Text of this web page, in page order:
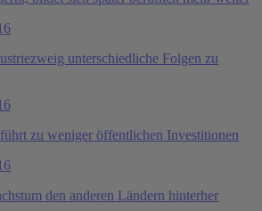
unterschiedliche Folgen zu
zu weniger öffentlichen Investitionen
den anderen Ländern hinterher